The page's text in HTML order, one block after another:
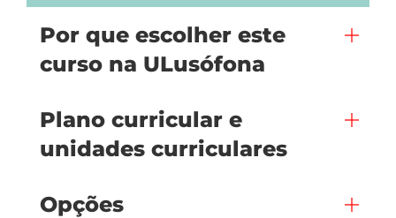
Por que escolher este
curso na ULusófona
Plano curricular e
unidades curriculares
Opções